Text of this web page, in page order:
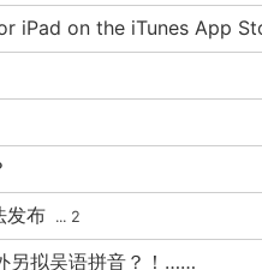
iPad on the iTunes App
发布 ... 2
另拟吴语拼音？！……